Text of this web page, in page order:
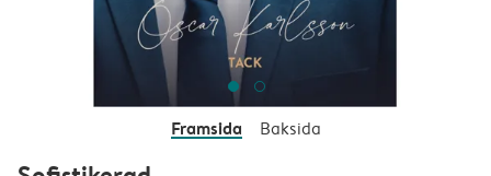
Framsida Baksida